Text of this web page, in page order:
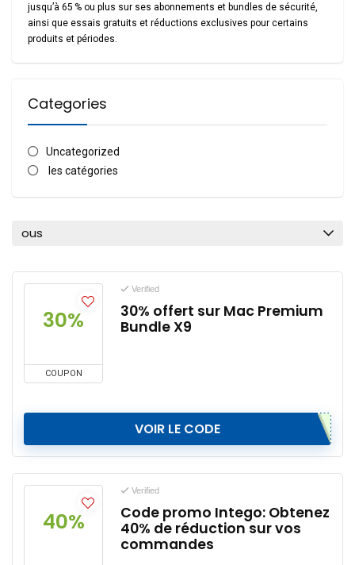
jusqu’à 65 % ou plus sur ses abonnements et bundles de sécurité,
ainsi que essais gratuits et réductions exclusives pour certains
produits et périodes.
Categories
Uncategorized
les catégories
ous
30%
COUPON
Verified
30% offert sur Mac Premium
Bundle X9
VOIR LE CODE
40%
Verified
Code promo Intego: Obtenez
40% de réduction sur vos
commandes